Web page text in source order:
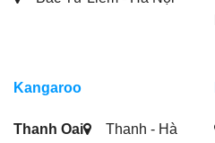
Kangaroo
Thanh Oai
Thanh - Hà